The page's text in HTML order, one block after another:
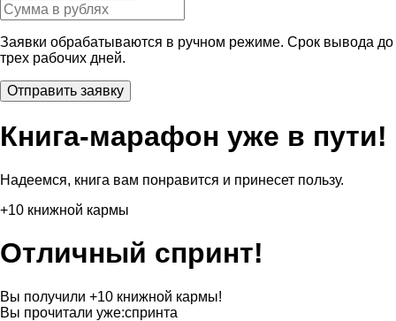
Заявки обрабатываются в ручном режиме. Срок вывода до
трех рабочих дней.
Книга-марафон уже в пути!
Надеемся, книга вам понравится и принесет пользу.
+10 книжной кармы
Отличный спринт!
Вы получили +10 книжной кармы!
Вы прочитали уже:спринта